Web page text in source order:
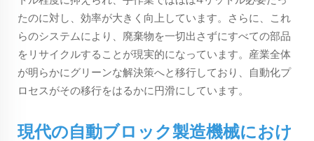
たのに対し、効率が大きく向上しています。さらに、これ
らのシステムにより、廃棄物を一切出さずにすべての部品
をリサイクルすることが現実的になっています。産業全体
が明らかにグリーンな解決策へと移行しており、自動化プ
ロセスがその移行をはるかに円滑にしています。
現代の自動ブロック製造機械におけ